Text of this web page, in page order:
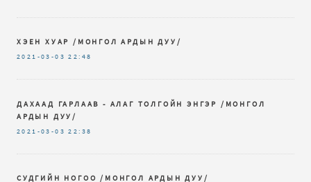
ХЭЕН ХУАР /МОНГОЛ АРДЫН ДУУ/
2021-03-03 22:48
ДАХААД ГАРЛААВ - АЛАГ ТОЛГОЙН ЭНГЭР /МОНГОЛ
АРДЫН ДУУ/
2021-03-03 22:38
СУДГИЙН НОГОО /МОНГОЛ АРДЫН ДУУ/